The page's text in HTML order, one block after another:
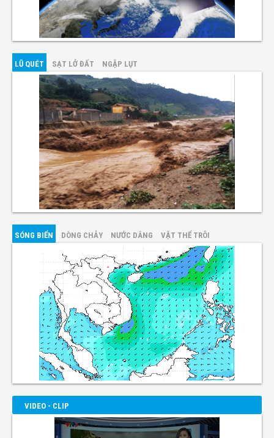
LŨ QUÉT SẠT LỞ ĐẤT NGẬP LỤT
SÓNG BIỂN DÒNG CHẢY NƯỚC DÂNG VẬT THỂ TRÔI
VIDEO - CLIP